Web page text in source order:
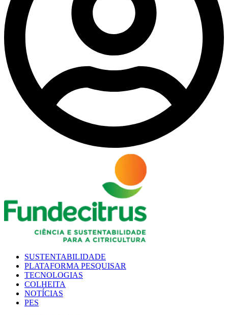
SUSTENTABILIDADE
PLATAFORMA PESQUISAR
TECNOLOGIAS
COLHEITA
NOTÍCIAS
PES